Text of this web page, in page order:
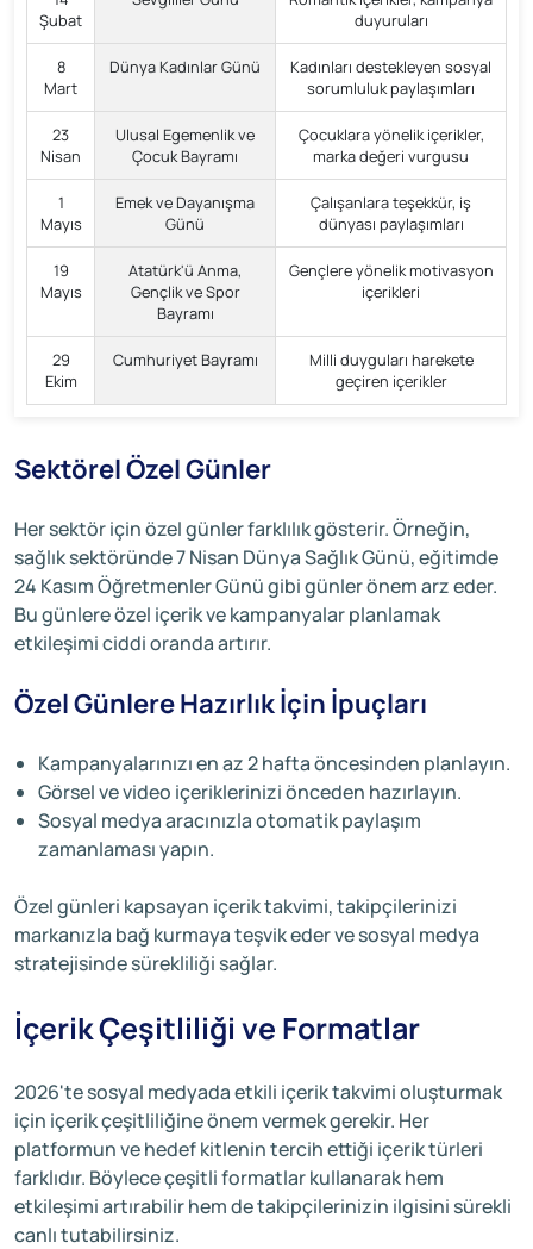
Şubat
duyuruları
8
Mart
Dünya Kadınlar Günü
Kadınları destekleyen sosyal
sorumluluk paylaşımları
23
Nisan
Ulusal Egemenlik ve
Çocuk Bayramı
Çocuklara yönelik içerikler,
marka değeri vurgusu
1
Mayıs
Emek ve Dayanışma
Günü
Çalışanlara teşekkür, iş
dünyası paylaşımları
19
Mayıs
Atatürk'ü Anma,
Gençlik ve Spor
Bayramı
Gençlere yönelik motivasyon
içerikleri
29
Ekim
Cumhuriyet Bayramı
Milli duyguları harekete
geçiren içerikler
Sektörel Özel Günler
Her sektör için özel günler farklılık gösterir. Örneğin,
sağlık sektöründe 7 Nisan Dünya Sağlık Günü, eğitimde
24 Kasım Öğretmenler Günü gibi günler önem arz eder.
Bu günlere özel içerik ve kampanyalar planlamak
etkileşimi ciddi oranda artırır.
Özel Günlere Hazırlık İçin İpuçları
Kampanyalarınızı en az 2 hafta öncesinden planlayın.
Görsel ve video içeriklerinizi önceden hazırlayın.
Sosyal medya aracınızla otomatik paylaşım
zamanlaması yapın.
Özel günleri kapsayan içerik takvimi, takipçilerinizi
markanızla bağ kurmaya teşvik eder ve sosyal medya
stratejisinde sürekliliği sağlar.
İçerik Çeşitliliği ve Formatlar
2026'te sosyal medyada etkili içerik takvimi oluşturmak
için içerik çeşitliliğine önem vermek gerekir. Her
platformun ve hedef kitlenin tercih ettiği içerik türleri
farklıdır. Böylece çeşitli formatlar kullanarak hem
etkileşimi artırabilir hem de takipçilerinizin ilgisini sürekli
canlı tutabilirsiniz.